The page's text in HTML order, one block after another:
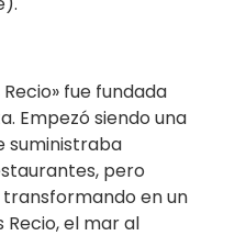
fue fundada
Empezó siendo una
suministraba
pero
en un
el mar al